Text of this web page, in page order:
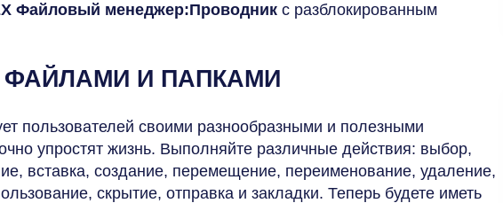
Файловый менеджер:Проводник с разблокированным
ФАЙЛАМИ И ПАПКАМИ
пользователей своими разнообразными и полезными
упростят жизнь. Выполняйте различные действия: выбор,
вставка, создание, перемещение, переименование, удаление,
скрытие, отправка и закладки. Теперь будете иметь